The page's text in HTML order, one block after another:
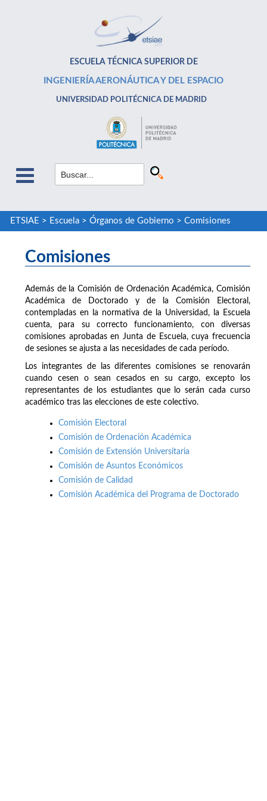
ESCUELA TÉCNICA SUPERIOR DE
INGENIERÍA AERONÁUTICA Y DEL ESPACIO
UNIVERSIDAD POLITÉCNICA DE MADRID
ETSIAE > Escuela> Órganos de Gobierno > Comisiones
Comisiones
Además de la Comisión de Ordenación Académica, Comisión
Académica de Doctorado y de la Comisión Electoral,
contempladas en la normativa de la Universidad, la Escuela
cuenta, para su correcto funcionamiento, con diversas
comisiones aprobadas en Junta de Escuela, cuya frecuencia
de sesiones se ajusta a las necesidades de cada período.
Los integrantes de las diferentes comisiones se renovarán
cuando cesen o sean cesados en su cargo, excepto los
representantes de los estudiantes que lo serán cada curso
académico tras las elecciones de este colectivo.
Comisión Electoral
Comisión de Ordenación Académica
Comisión de Extensión Universitaria
Comisión de Asuntos Económicos
Comisión de Calidad
Comisión Académica del Programa de Doctorado